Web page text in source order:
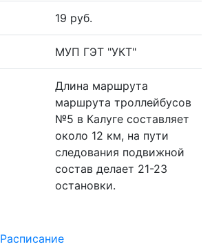
19 руб.
МУП ГЭТ "УКТ"
Длина маршрута
маршрута троллейбусов
№5 в Калуге составляет
около 12 км, на пути
следования подвижной
состав делает 21-23
остановки.
Расписание